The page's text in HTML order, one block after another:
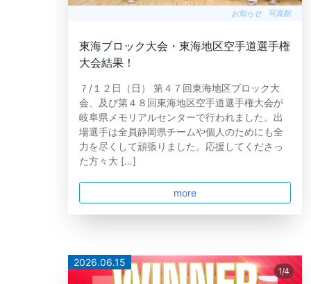
お知らせ 写真館
東海ブロック大会・東海地区空手道選手権
大会結果！
７/１２日（日） 第４７回東海地区ブロック大
会、及び第４８回東海地区空手道選手権大会が
岐阜県メモリアルセンターで行われました。出
場選手は全員静岡県チームや個人のためにも全
力を尽くして頑張りました。応援してくださっ
た方々大 […]
more
2026.06.15